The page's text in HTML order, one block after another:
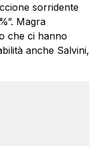
sorridente
Magra
che ci hanno
anche Salvini,